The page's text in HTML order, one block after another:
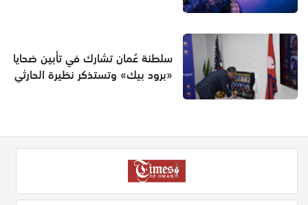
سلطنة عُمان تشارك في تأبين ضحايا
«برود بيك» وتستذكر نظيرة الحارثي